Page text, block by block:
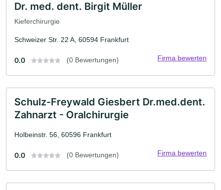
Dr. med. dent. Birgit Müller
Kieferchirurgie
Schweizer Str. 22 A, 60594 Frankfurt
0.0 (0 Bewertungen) Firma bewerten
Schulz-Freywald Giesbert Dr.med.dent.
Zahnarzt - Oralchirurgie
Holbeinstr. 56, 60596 Frankfurt
0.0 (0 Bewertungen) Firma bewerten